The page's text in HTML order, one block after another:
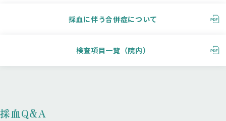
採血に伴う合併症について
検査項目一覧（院内）
採血Q&A